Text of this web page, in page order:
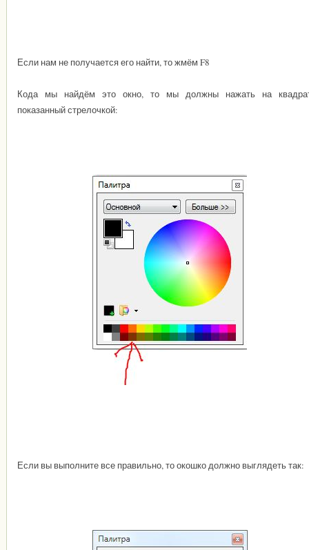
Если нам не получается его найти, то жмём F8
Кода мы найдём это окно, то мы должны нажать на
показанный стрелочкой:
Если вы выполните все правильно, то окошко должно выглядеть так: